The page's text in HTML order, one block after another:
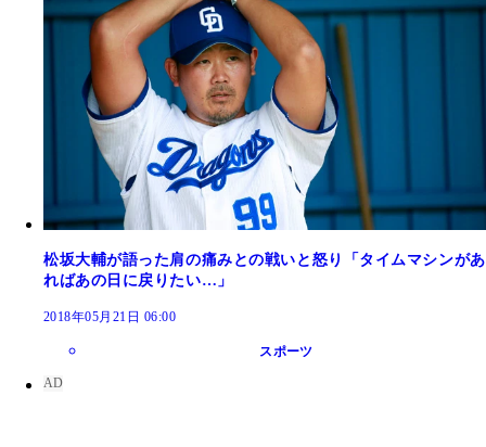
松坂大輔が語った肩の痛みとの戦いと怒り「タイムマシンがあ
ればあの日に戻りたい…」
2018年05月21日 06:00
スポーツ